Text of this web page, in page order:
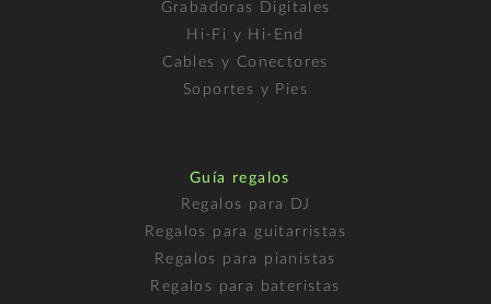
Grabadoras Digitales
Hi-Fi y Hi-End
Cables y Conectores
Soportes y Pies
Guía regalos
Regalos para DJ
Regalos para guitarristas
Regalos para pianistas
Regalos para bateristas